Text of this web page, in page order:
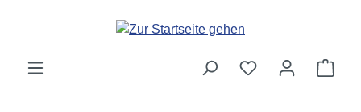
Zum Hauptinhalt springen